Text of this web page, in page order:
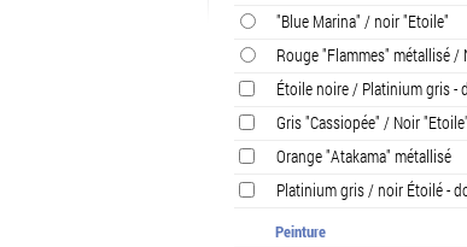
"Blue Marina" / noir "Etoile"
Rouge "Flammes" métallisé
Étoile noire / Platinium gris -
Gris "Cassiopée" / Noir
Orange "Atakama" métallisé
Platinium gris / noir Étoilé -
Peinture